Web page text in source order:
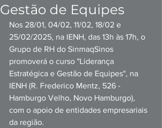
Gestão de Equipes
Nos 28/01, 04/02, 11/02, 18/02 e
25/02/2025, na IENH, das 13h às 17h, o
Grupo de RH do SinmaqSinos
promoverá o curso "Liderança
Estratégica e Gestão de Equipes", na
IENH (R. Frederico Mentz, 526 -
Hamburgo Velho, Novo Hamburgo),
com o apoio de entidades empresariais
da região.